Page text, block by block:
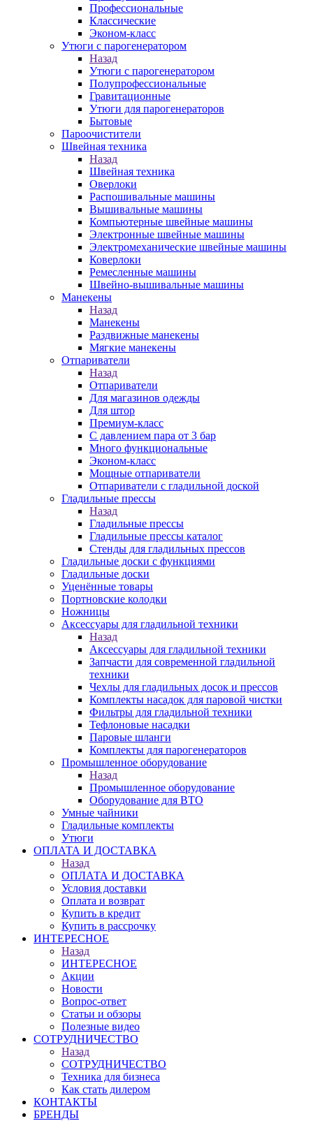
Профессиональные
Классические
Эконом-класс
Утюги с парогенератором
Назад
Утюги с парогенератором
Полупрофессиональные
Гравитационные
Утюги для парогенераторов
Бытовые
Пароочистители
Швейная техника
Назад
Швейная техника
Оверлоки
Распошивальные машины
Вышивальные машины
Компьютерные швейные машины
Электронные швейные машины
Электромеханические швейные машины
Коверлоки
Ремесленные машины
Швейно-вышивальные машины
Манекены
Назад
Манекены
Раздвижные манекены
Мягкие манекены
Отпариватели
Назад
Отпариватели
Для магазинов одежды
Для штор
Премиум-класс
С давлением пара от 3 бар
Много функциональные
Эконом-класс
Мощные отпариватели
Отпариватели с гладильной доской
Гладильные прессы
Назад
Гладильные прессы
Гладильные прессы каталог
Стенды для гладильных прессов
Гладильные доски с функциями
Гладильные доски
Уценённые товары
Портновские колодки
Ножницы
Аксессуары для гладильной техники
Назад
Аксессуары для гладильной техники
Запчасти для современной гладильной
техники
Чехлы для гладильных досок и прессов
Комплекты насадок для паровой чистки
Фильтры для гладильной техники
Тефлоновые насадки
Паровые шланги
Комплекты для парогенераторов
Промышленное оборудование
Назад
Промышленное оборудование
Оборудование для ВТО
Умные чайники
Гладильные комплекты
Утюги
ОПЛАТА И ДОСТАВКА
Назад
ОПЛАТА И ДОСТАВКА
Условия доставки
Оплата и возврат
Купить в кредит
Купить в рассрочку
ИНТЕРЕСНОЕ
Назад
ИНТЕРЕСНОЕ
Акции
Новости
Вопрос-ответ
Статьи и обзоры
Полезные видео
СОТРУДНИЧЕСТВО
Назад
СОТРУДНИЧЕСТВО
Техника для бизнеса
Как стать дилером
КОНТАКТЫ
БРЕНДЫ